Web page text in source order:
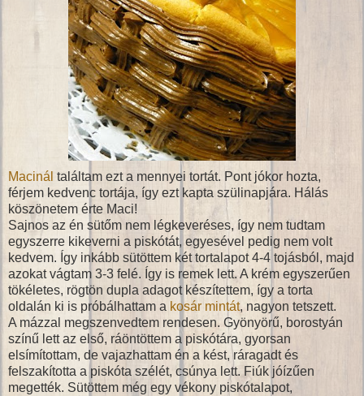
Macinál találtam ezt a mennyei tortát. Pont jókor hozta,
férjem kedvenc tortája, így ezt kapta szülinapjára. Hálás
köszönetem érte Maci!
Sajnos az én sütőm nem légkeveréses, így nem tudtam
egyszerre kikeverni a piskótát, egyesével pedig nem volt
kedvem. Így inkább sütöttem két tortalapot 4-4 tojásból, majd
azokat vágtam 3-3 felé. Így is remek lett. A krém egyszerűen
tökéletes, rögtön dupla adagot készítettem, így a torta
oldalán ki is próbálhattam a kosár mintát, nagyon tetszett.
A mázzal megszenvedtem rendesen. Gyönyörű, borostyán
színű lett az első, ráöntöttem a piskótára, gyorsan
elsímítottam, de vajazhattam én a kést, ráragadt és
felszakította a piskóta szélét, csúnya lett. Fiúk jóízűen
megették. Sütöttem még egy vékony piskótalapot,